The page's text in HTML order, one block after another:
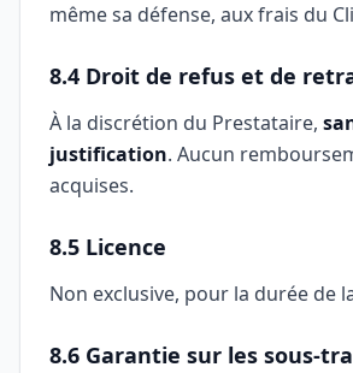
même sa défense, aux frais du
8.4 Droit de refus et de
À la discrétion du Prestataire,
justification. Aucun
acquises.
8.5 Licence
Non exclusive, pour la durée de
8.6 Garantie sur les sous-